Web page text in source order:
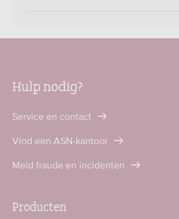
Hulp nodig?
Service en contact
Vind een ASN-kantoor
Meld fraude en incidenten
Producten